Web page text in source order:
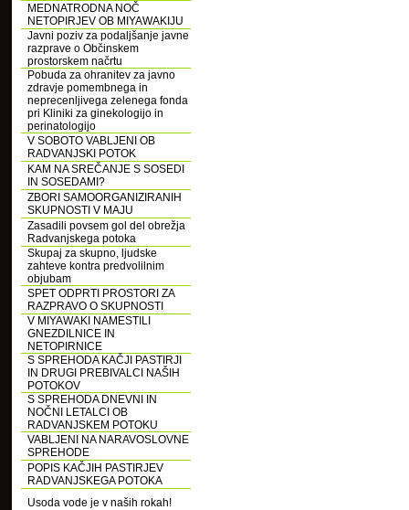
MEDNATRODNA NOČ
NETOPIRJEV OB MIYAWAKIJU
Javni poziv za podaljšanje javne
razprave o Občinskem
prostorskem načrtu
Pobuda za ohranitev za javno
zdravje pomembnega in
neprecenljivega zelenega fonda
pri Kliniki za ginekologijo in
perinatologijo
V SOBOTO VABLJENI OB
RADVANJSKI POTOK
KAM NA SREČANJE S SOSEDI
IN SOSEDAMI?
ZBORI SAMOORGANIZIRANIH
SKUPNOSTI V MAJU
Zasadili povsem gol del obrežja
Radvanjskega potoka
Skupaj za skupno, ljudske
zahteve kontra predvolilnim
objubam
SPET ODPRTI PROSTORI ZA
RAZPRAVO O SKUPNOSTI
V MIYAWAKI NAMESTILI
GNEZDILNICE IN
NETOPIRNICE
S SPREHODA KAČJI PASTIRJI
IN DRUGI PREBIVALCI NAŠIH
POTOKOV
S SPREHODA DNEVNI IN
NOČNI LETALCI OB
RADVANJSKEM POTOKU
VABLJENI NA NARAVOSLOVNE
SPREHODE
POPIS KAČJIH PASTIRJEV
RADVANJSKEGA POTOKA
Usoda vode je v naših rokah!